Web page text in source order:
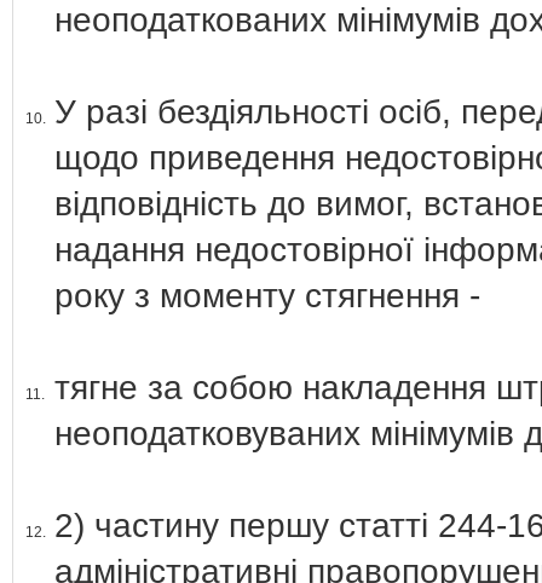
неоподаткованих мінімумів
10. У разі бездіяльності осіб,
щодо приведення
відповідність до вимог,
надання недостовірної
року з моменту стягнення -
11. тягне за собою накладення
неоподатковуваних мінімумів
12. 2) частину першу статті 244-
адміністративні